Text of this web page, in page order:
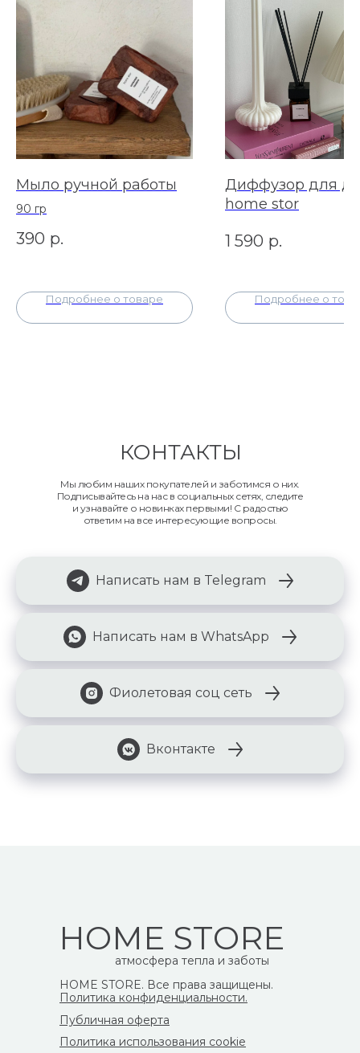
Мыло ручной работы
90 гр
390 р.
Подробнее о товаре
Диффузор для
home stor
1 590 р.
Подробнее о
КОНТАКТЫ
Мы любим наших покупателей и заботимся о них.
Подписывайтесь на нас в социальных сетях, следите
и узнавайте о новинках первыми! С радостью
ответим на все интересующие вопросы.
Написать нам в Telegram
Написать нам в WhatsApp
Фиолетовая соц сеть
Вконтакте
HOME STORE
Политика использования cookie
Публичная оферта
HOME STORE. Все права защищены.
Политика конфиденциальности.
атмосфера тепла и заботы